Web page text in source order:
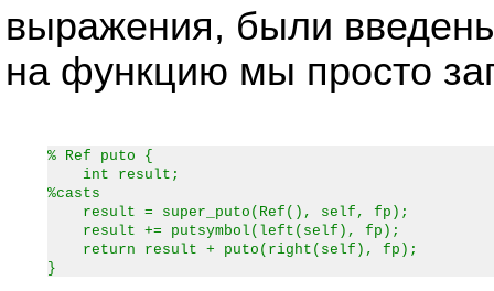
выражения, были
на функцию мы просто
% Ref puto {
int result;
%casts
result = super_puto(Ref(), self, fp);
result += putsymbol(left(self), fp);
return result + puto(right(self), fp);
}